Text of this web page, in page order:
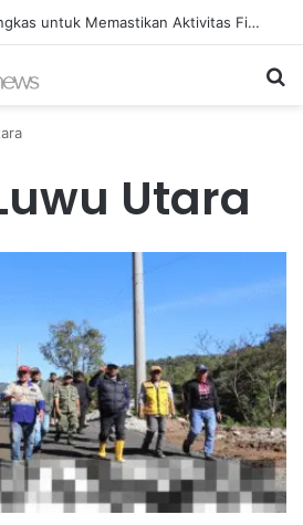
Panduan Fitness Ringkas untuk Memastikan Aktivitas Fisik Anda Tetap Konsisten
Utara